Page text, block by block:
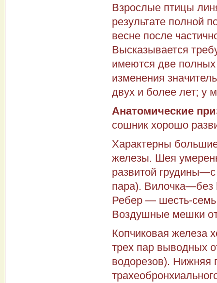
Взрослые птицы
результате полной
весне после
Высказывается
имеются две полных
изменения
двух и более лет; у
Анатомические
сошник хорошо
Характерны
железы. Шея
раз­витой
пара). Вилочка—без
Ребер — шесть-семь
Воздушные мешки
Копчиковая железа
трех пар выводных
водорезов). Нижняя